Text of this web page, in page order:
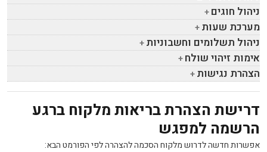
ניהול חוגים
מערכת שעות
ניהול תשלומים וחשבוניות
אימות זיהוי שולח
הצהרת נגישות
דרישת הצהרת בריאות מלקוח ברגע
הרשמה למפגש
אפשרות חדשה לדרוש מלקוח הסכמה להצהרה לפי הפורמט הבא: